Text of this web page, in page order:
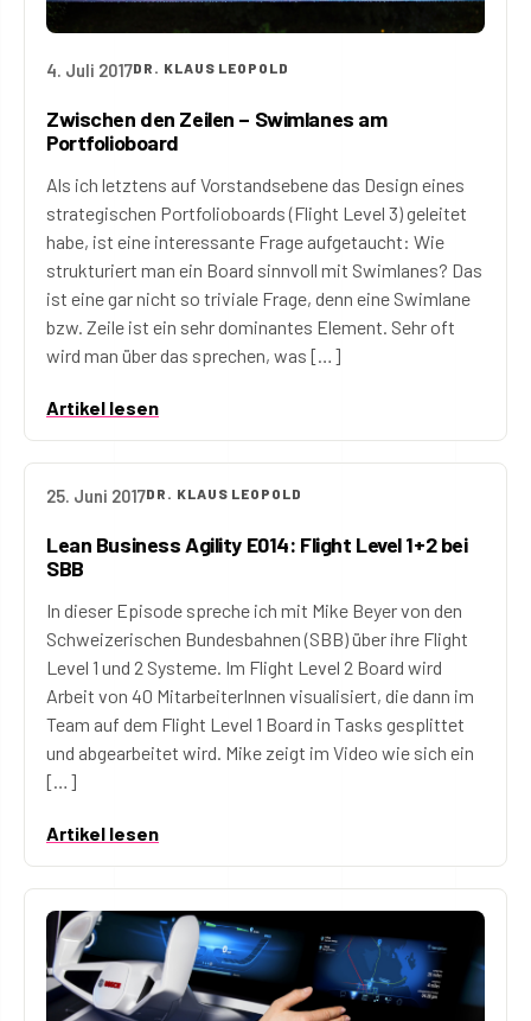
4. Juli 2017DR. KLAUS LEOPOLD
Zwischen den Zeilen – Swimlanes am
Portfolioboard
Als ich letztens auf Vorstandsebene das Design eines
strategischen Portfolioboards (Flight Level 3) geleitet
habe, ist eine interessante Frage aufgetaucht: Wie
strukturiert man ein Board sinnvoll mit Swimlanes? Das
ist eine gar nicht so triviale Frage, denn eine Swimlane
bzw. Zeile ist ein sehr dominantes Element. Sehr oft
wird man über das sprechen, was […]
Artikel lesen
25. Juni 2017DR. KLAUS LEOPOLD
Lean Business Agility E014: Flight Level 1+2 bei
SBB
In dieser Episode spreche ich mit Mike Beyer von den
Schweizerischen Bundesbahnen (SBB) über ihre Flight
Level 1 und 2 Systeme. Im Flight Level 2 Board wird
Arbeit von 40 MitarbeiterInnen visualisiert, die dann im
Team auf dem Flight Level 1 Board in Tasks gesplittet
und abgearbeitet wird. Mike zeigt im Video wie sich ein
[…]
Artikel lesen